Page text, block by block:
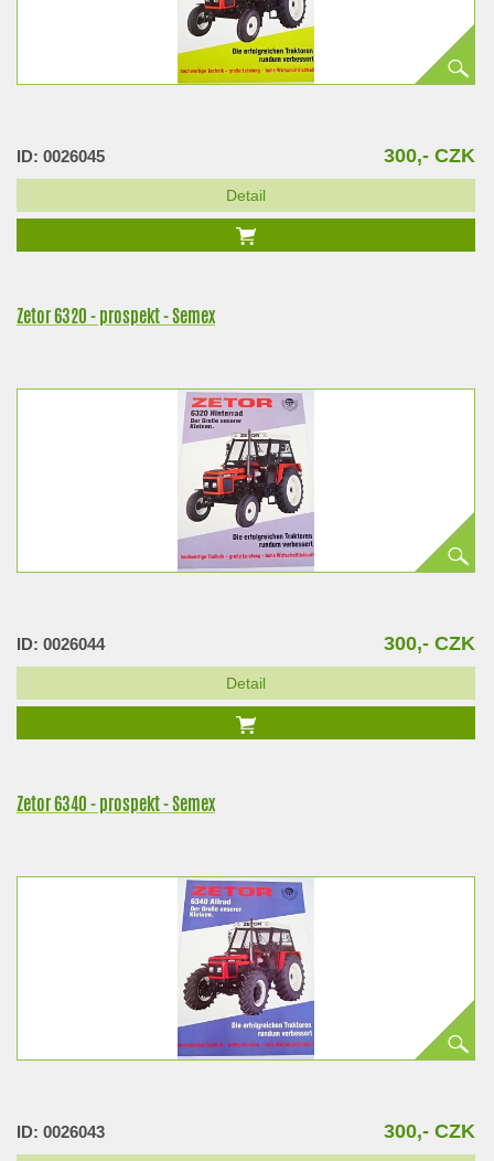
ID: 0026045 300,- CZK
Detail
Zetor 6320 - prospekt - Semex
ID: 0026044 300,- CZK
Detail
Zetor 6340 - prospekt - Semex
ID: 0026043 300,- CZK